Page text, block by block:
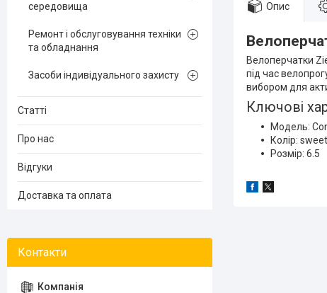
Опис
Велоперчатки
під час
вибором для
Ключові
Модель:
Колір:
Розмір: 6.5
середовища
Ремонт і обслуговування техніки
та обладнання
Засоби індивідуального захисту
Статті
Про нас
Відгуки
Доставка та оплата